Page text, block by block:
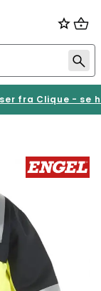
fra Clique - se